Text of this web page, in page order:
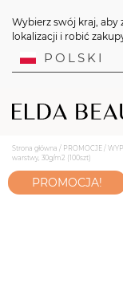
Wybierz swój kraj, aby
lokalizacji i robić
POLSKI
Strona główna / PROMOCJE /
warstwy, 30g/m2 (100szt)
PROMOCJA!